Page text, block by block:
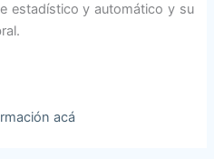
estadístico y automático y su
acá